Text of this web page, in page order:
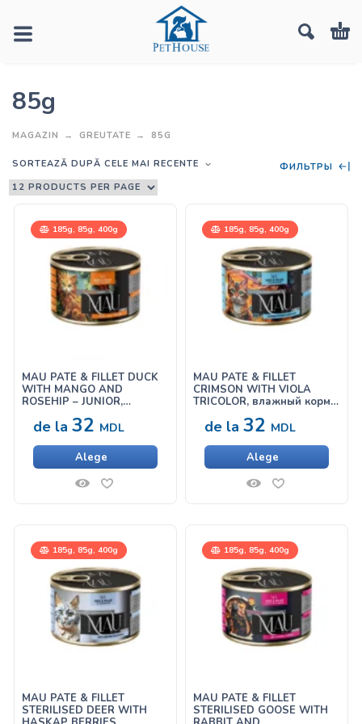
85g
MAGAZIN GREUTATE 85G
SORTEAZĂ DUPĂ CELE MAI RECENTE ФИЛЬТРЫ
185g, 85g, 400g
MAU PATÉ & FILLET DUCK
WITH MANGO AND
ROSEHIP – JUNIOR,
уткой, манго и шиповником
de la32 MDL
Alege
185g, 85g, 400g
MAU PATÉ & FILLET
CRIMSON WITH VIOLA
TRICOLOR, влажный корм
окунем и фиалкой
de la 32 MDL
Alege
185g, 85g, 400g
MAU PATÉ & FILLET
STERILISED DEER WITH
185g, 85g, 400g
MAU PATÉ & FILLET
STERILISED GOOSE WITH